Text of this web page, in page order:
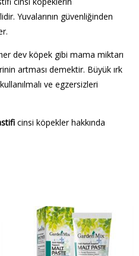
Yuvalarının güvenliğinden
dev köpek gibi mama miktarı
artması demektir. Büyük ırk
ve egzersizleri
cinsi köpekler hakkında